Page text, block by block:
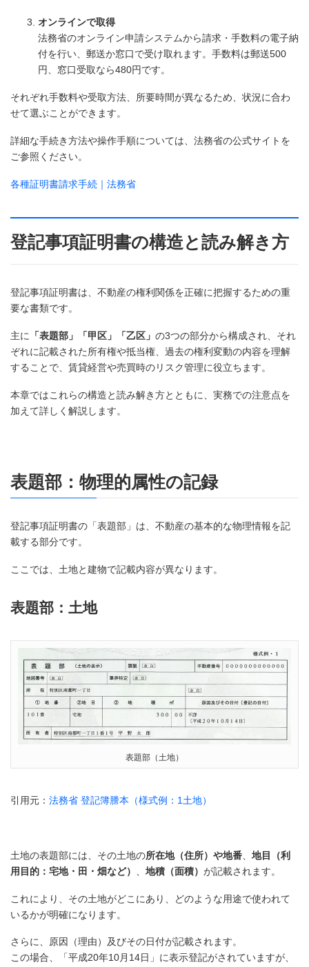
オンラインで取得
法務省のオンライン申請システムから請求・手数料の電子納
付を行い、郵送か窓口で受け取れます。手数料は郵送500
円、窓口受取なら480円です。
それぞれ手数料や受取方法、所要時間が異なるため、状況に合わ
せて選ぶことができます。
詳細な手続き方法や操作手順については、法務省の公式サイトを
ご参照ください。
各種証明書請求手続｜法務省
登記事項証明書の構造と読み解き方
登記事項証明書は、不動産の権利関係を正確に把握するための重
要な書類です。
主に 「表題部」「甲区」「乙区」 の3つの部分から構成され、それ
ぞれに記載された所有権や抵当権、過去の権利変動の内容を理解
することで、賃貸経営や売買時のリスク管理に役立ちます。
本章ではこれらの構造と読み解き方とともに、実務での注意点を
加えて詳しく解説します。
表題部：物理的属性の記録
登記事項証明書の「表題部」は、不動産の基本的な物理情報を記
載する部分です。
ここでは、土地と建物で記載内容が異なります。
表題部：土地
表題部（土地）
引用元： 法務省 登記簿謄本（様式例：1土地）
土地の表題部には、その土地の所在地（住所）や地番
地目（利
用目的：宅地・田・畑など）
地積（面積） が記載されます。
これにより、その土地がどこにあり、どのような用途で使われて
いるかが明確になります。
さらに、原因（理由）及びその日付が記載されます。
この場合、「平成20年10月14日」に表示登記がされていますが、